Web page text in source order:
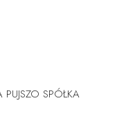
PUJSZO SPÓŁKA